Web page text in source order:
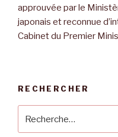
approuvée par le
japonais et reconnue
Cabinet du Premier
RECHERCHER